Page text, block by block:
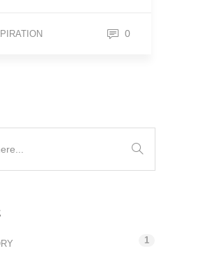
0
1